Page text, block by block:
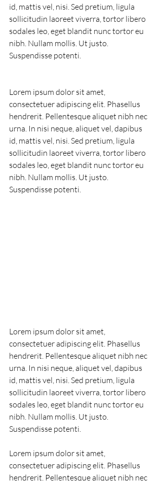
id, mattis vel, nisi. Sed pretium, ligula
sollicitudin laoreet viverra, tortor libero
sodales leo, eget blandit nunc tortor eu
nibh. Nullam mollis. Ut justo.
Suspendisse potenti.
Lorem ipsum dolor sit amet,
consectetuer adipiscing elit. Phasellus
hendrerit. Pellentesque aliquet nibh nec
urna. In nisi neque, aliquet vel, dapibus
id, mattis vel, nisi. Sed pretium, ligula
sollicitudin laoreet viverra, tortor libero
sodales leo, eget blandit nunc tortor eu
nibh. Nullam mollis. Ut justo.
Suspendisse potenti.
Lorem ipsum dolor sit amet,
consectetuer adipiscing elit. Phasellus
hendrerit. Pellentesque aliquet nibh nec
urna. In nisi neque, aliquet vel, dapibus
id, mattis vel, nisi. Sed pretium, ligula
sollicitudin laoreet viverra, tortor libero
sodales leo, eget blandit nunc tortor eu
nibh. Nullam mollis. Ut justo.
Suspendisse potenti.
Lorem ipsum dolor sit amet,
consectetuer adipiscing elit. Phasellus
hendrerit. Pellentesque aliquet nibh nec